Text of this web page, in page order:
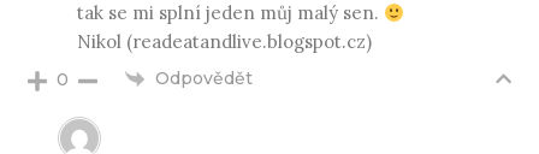
tak se mi splní jeden můj malý sen.
Nikol (readeatandlive.blogspot.cz)
0 Odpovědět